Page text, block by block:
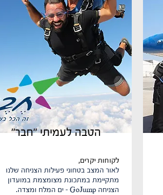
הטבה לעמיתי "חבר"
לקוחות יקרים,
לאור המצב בטחוני פעילות הצניחה שלנו
מתקיימת במתכונת מצומצמת במועדון
הצניחה GoJump - ים המלח ומצדה.